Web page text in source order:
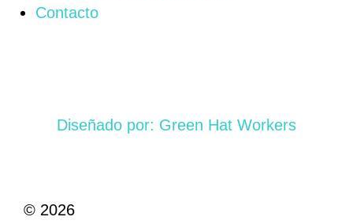
Contacto
© 2026
Diseñado por: Green Hat Workers